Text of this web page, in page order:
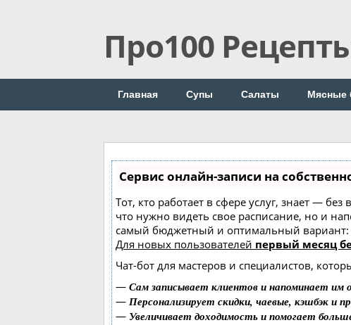
Про100
Главная Супы Салаты Мясные
Сервис онлайн-записи на
Тот, кто работает в сфере услуг, знает —
что нужно видеть свое расписание, но и
самый бюджетный и оптимальный вариант:
Для новых пользователей первый месяц
Чат-бот для мастеров и специалистов,
— Сам записывает клиентов и напоминает им
— Персонализирует скидки, чаевые, кэшбэк и
— Увеличивает доходимость и помогает